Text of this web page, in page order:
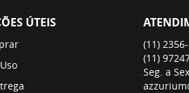
ÚTEIS
(11)
(11)
Seg. a